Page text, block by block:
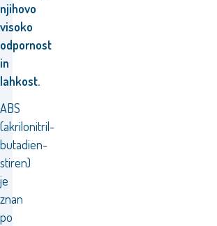
njihovo
visoko
odpornost
in
lahkost.
ABS
(akrilonitril-
butadien-
stiren)
je
znan
po